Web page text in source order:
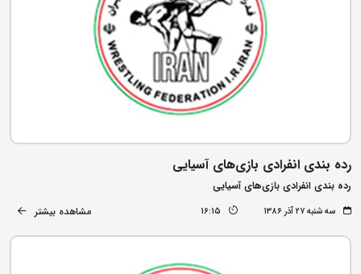
رده بندی انفرادی بازی‌های آسیایی
رده بندی انفرادی بازی‌های آسیایی
سه شنبه ۲۷ آذر ۱۳۸۶ 16:15 مشاهده بیشتر